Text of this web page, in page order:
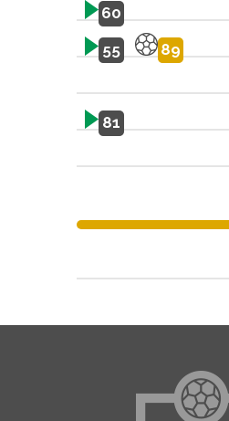
60
55 89
81